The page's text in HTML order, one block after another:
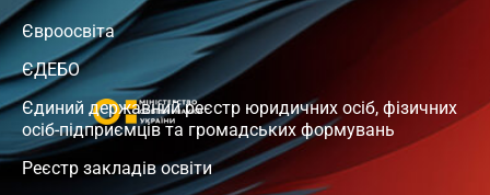
Євроосвіта
ЄДЕБО
Єдиний державний реєстр юридичних осіб, фізичних
осіб-підприємців та громадських формувань
Реєстр закладів освіти